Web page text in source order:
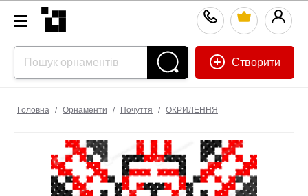
Створити
Головна / Орнаменти / Почуття / ОКРИЛЕННЯ